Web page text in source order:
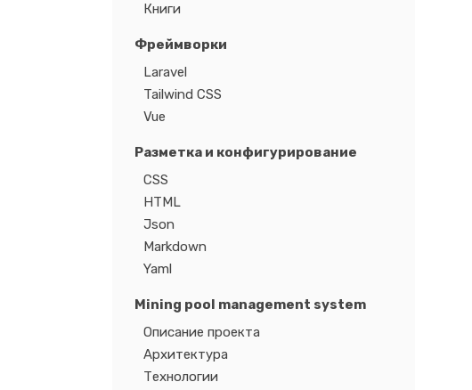
Книги
Фреймворки
Laravel
Tailwind CSS
Vue
Разметка и конфигурирование
CSS
HTML
Json
Markdown
Yaml
Mining pool management system
Описание проекта
Архитектура
Технологии